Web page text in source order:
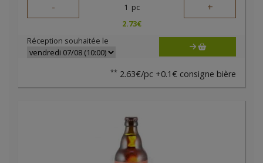
- 1 pc +
2.73€
Réception souhaitée le
** 2.63€/pc +0.1€ consigne bière